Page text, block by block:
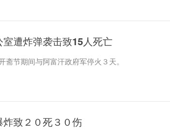
遭炸弹袭击致15人死亡
斋节期间与阿富汗政府军停火３天。
致２０死３０伤